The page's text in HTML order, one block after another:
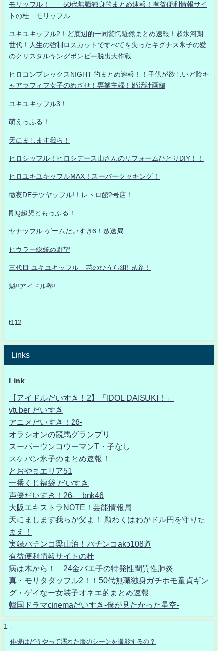
モリッフル！ 50代無職独身的まとめ速報！有益便利情報サイ
トの杜 モリッフル
ユキユキッフル2！ど底辺的一同驚愕騒然まとめ速報！超氷河期
世代！人生の強制ロスカットですべてを失ったキグナス氷子の愛
のクリスタルキングボンビー脱出大作戦
ヒロコンプレックスNIGHT 的まとめ速報！！子供が欲しいど陰キ
ャアラフィフ女子のめざせ！専業主婦！婚活計画編
ユキユキッフル3！
萌えっふる！
天にまします我ら！
ヒロシッフル！ヒロシデース山さんのリフォームひとりDIY！！
ヒロユキユキッフルMAX！スーパークッキング！
徹夜DEテツヤッフル!！レトロ館2号店！
剛Q超児ともっふる！
ヤナッフル ゲームだいすき6！放送局
ヒウラー総統の野望
三代目 ユキユキッフル 花のひうら組! 見参！
魁!!アイドル塾!
t112
Links
Link
【アイドルだいすき！2】「IDOL DAISUKI！」
vtuber だいすき
アニメだいすき！26-
オラシオンの競馬グランプリ
スーパーウンコウーマンT・子なし
スケバン氷子のまとめ速報！
とおやまエリア51
一番くじ福袋 だいすき
声優だいすき！26- bnk46
大阪エキストラNOTE！芸能情報局
天にまします我らが父よ！ 願わくはわがドル円を守りた
まえ！
実録パチンコ梁山泊！パチンコakb108道
有益便利情報サイトの杜
病は木から！ 24金バエ子の特発性間質性肺炎
真・モリタダッフル2！！50代無職独身ガチホモ童貞ギン
グ・ゲイなー女装子オネエ的まとめ速報
韓国ドラマcinemaだいすき-僕が見たかった星空-
1 -
俳優はどうやって濡れた服のシーンを撮影するの？